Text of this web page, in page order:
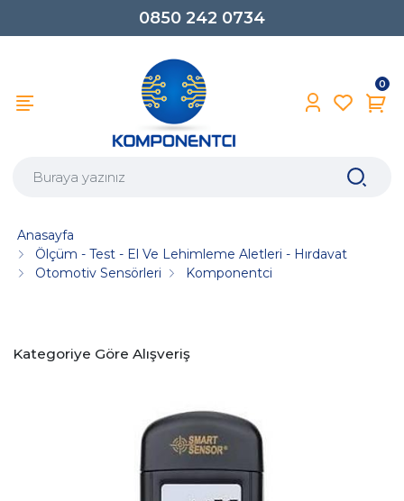
0850 242 0734
0
Anasayfa
Ölçüm - Test - El Ve Lehimleme Aletleri - Hırdavat
Otomotiv Sensörleri
Komponentci
Kategoriye Göre Alışveriş